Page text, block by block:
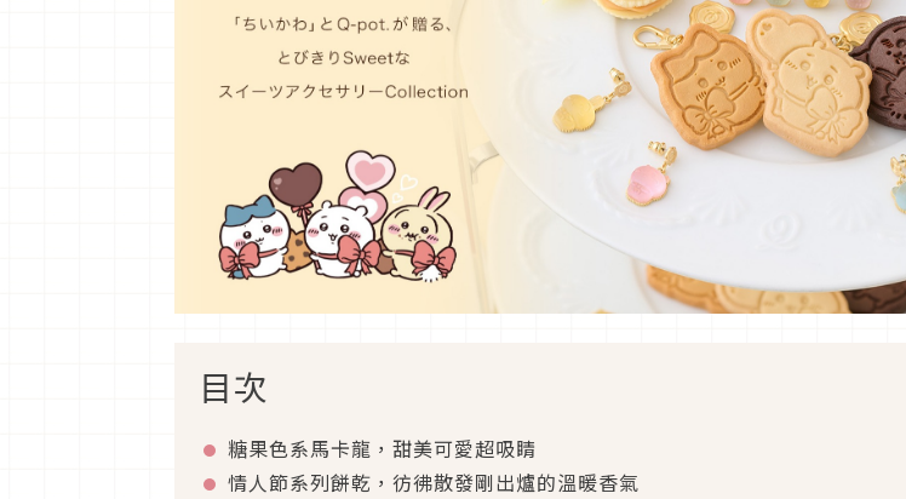
目次
糖果色系馬卡龍，甜美可愛超吸睛
情人節系列餅乾，彷彿散發剛出爐的溫暖香氣